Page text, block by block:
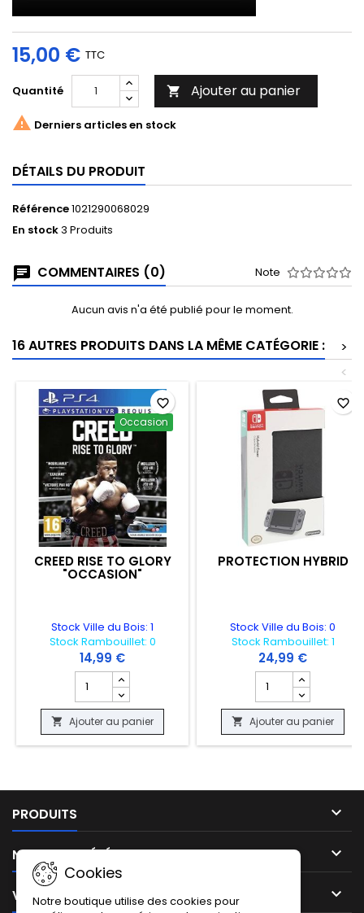
15,00 € TTC
Quantité  Ajouter au panier
 Derniers articles en stock
DÉTAILS DU PRODUIT
Référence1021290068029
En stock3 Produits
COMMENTAIRES (0) Note
Aucun avis n'a été publié pour le moment.
16 AUTRES PRODUITS DANS LA MÊME CATÉGORIE :
>
<
Occasion
CREED RISE TO GLORY
"OCCASION"
Stock Ville du Bois: 1
Stock Rambouillet: 0
(Playstation VR requis)
14,99 €
Champ quantité du produit CREED RISE TO GLORY
 Ajouter au panier
favorite_border
PROTECTION HYBRID
Stock Ville du Bois: 0
Stock Rambouillet: 1
24,99 €
Champ quantité du
 Ajouter au panier
favorite_border
PRODUITS 
NOTRE SOCIÉTÉ 
VOTRE COMPTE 
Cookies
Notre boutique utilise des cookies pour